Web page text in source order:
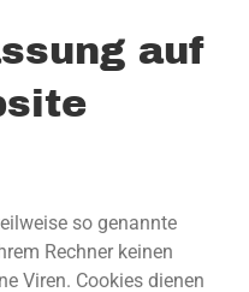
auf
so genannte
Rechner keinen
Viren. Cookies dienen